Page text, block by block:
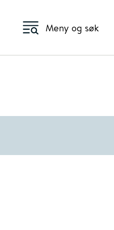
Meny og søk